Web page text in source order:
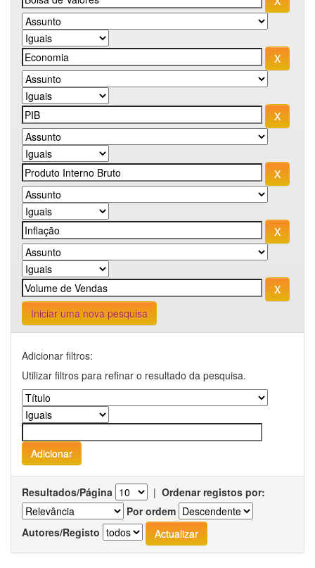
Iniciar uma nova pesquisa
Adicionar filtros:
Utilizar filtros para refinar o resultado da pesquisa.
Resultados/Página | Ordenar registos por:
Por ordem
Autores/Registo